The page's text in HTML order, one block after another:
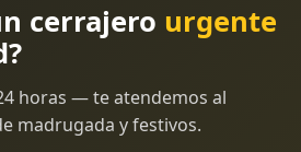
cerrajero urgente
horas — te atendemos al
madrugada y festivos.